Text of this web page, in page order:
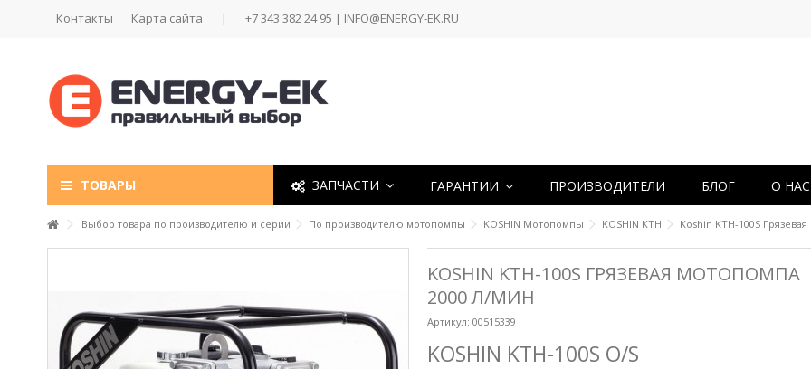
Контакты Карта сайта | +7 343 382 24 95 | INFO@ENERGY-EK.RU
ТОВАРЫ ЗАПЧАСТИ ГАРАНТИИ ПРОИЗВОДИТЕЛИ БЛОГ О НАС
Выбор товара по производителю и серии По производителю мотопомпы KOSHIN Мотопомпы KOSHIN KTH Koshin KTH-100S
KOSHIN KTH-100S ГРЯЗЕВАЯ МОТОПОМПА
2000 Л/МИН
Артикул: 00515339
KOSHIN KTH-100S O/S